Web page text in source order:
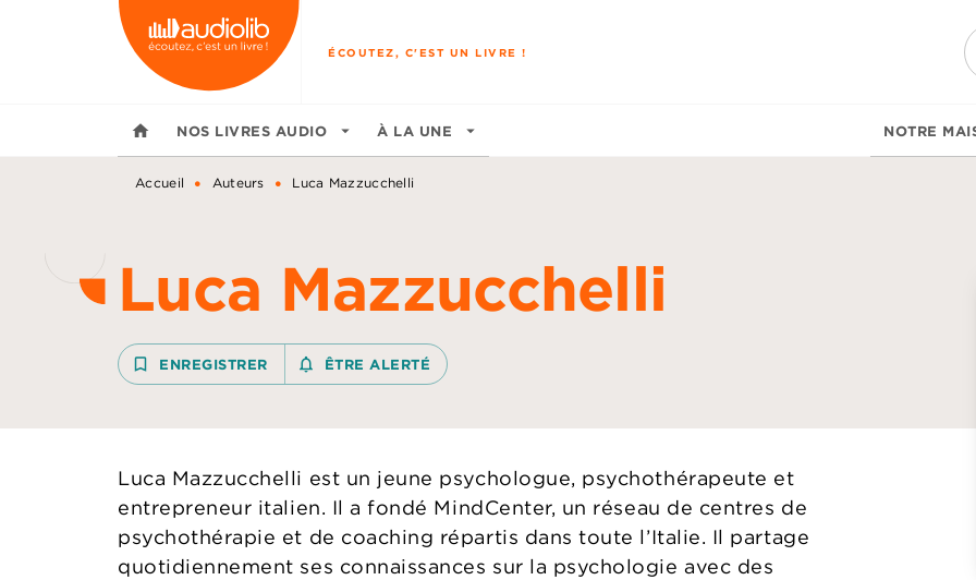
MENU RECHERCHE
ÉCOUTEZ, C'EST UN LIVRE !
home NOS LIVRES AUDIO arrow_drop_down À LA UNE arrow_drop_down NOTRE
Accueil • Auteurs • Luca Mazzucchelli
Luca Mazzucchelli
bookmark_border ENREGISTRER notifications_none_outlined
ÊTRE ALERTÉ
Luca Mazzucchelli est un jeune psychologue, psychothérapeute et
entrepreneur italien. Il a fondé MindCenter, un réseau de centres de
psychothérapie et de coaching répartis dans toute l’Italie. Il partage
quotidiennement ses connaissances sur la psychologie avec des